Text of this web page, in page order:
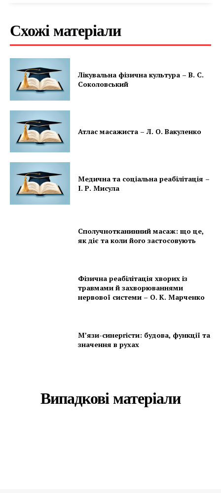
Схожі матеріали
Лікувальна фізична культура – В. С.
Соколовський
Атлас масажиста – Л. О. Вакуленко
Медична та соціальна реабілітація –
І. Р. Мисула
Сполучнотканинний масаж: що це,
як діє та коли його застосовують
Фізична реабілітація хворих із
травмами й захворюваннями
нервової системи – О. К. Марченко
М’язи-синергісти: будова, функції та
значення в рухах
Випадкові матеріали